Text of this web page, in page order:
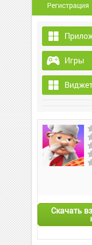
Регистрация
Игры
Скачать